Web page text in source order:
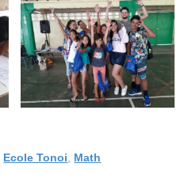
Ecole Tonoi, Math